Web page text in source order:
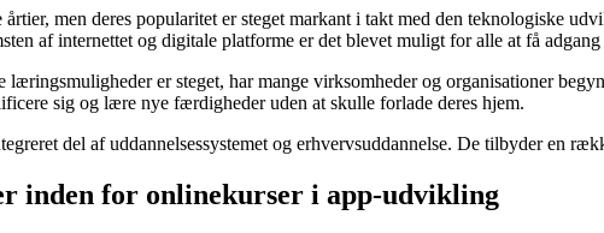
men deres popularitet er steget markant i takt med den teknologiske
af internettet og digitale platforme er det blevet muligt for alle at få
læringsmuligheder er steget, har mange virksomheder og organisationer
sig og lære nye færdigheder uden at skulle forlade deres hjem.
del af uddannelsessystemet og erhvervsuddannelse. De tilbyder en
inden for onlinekurser i app-udvikling